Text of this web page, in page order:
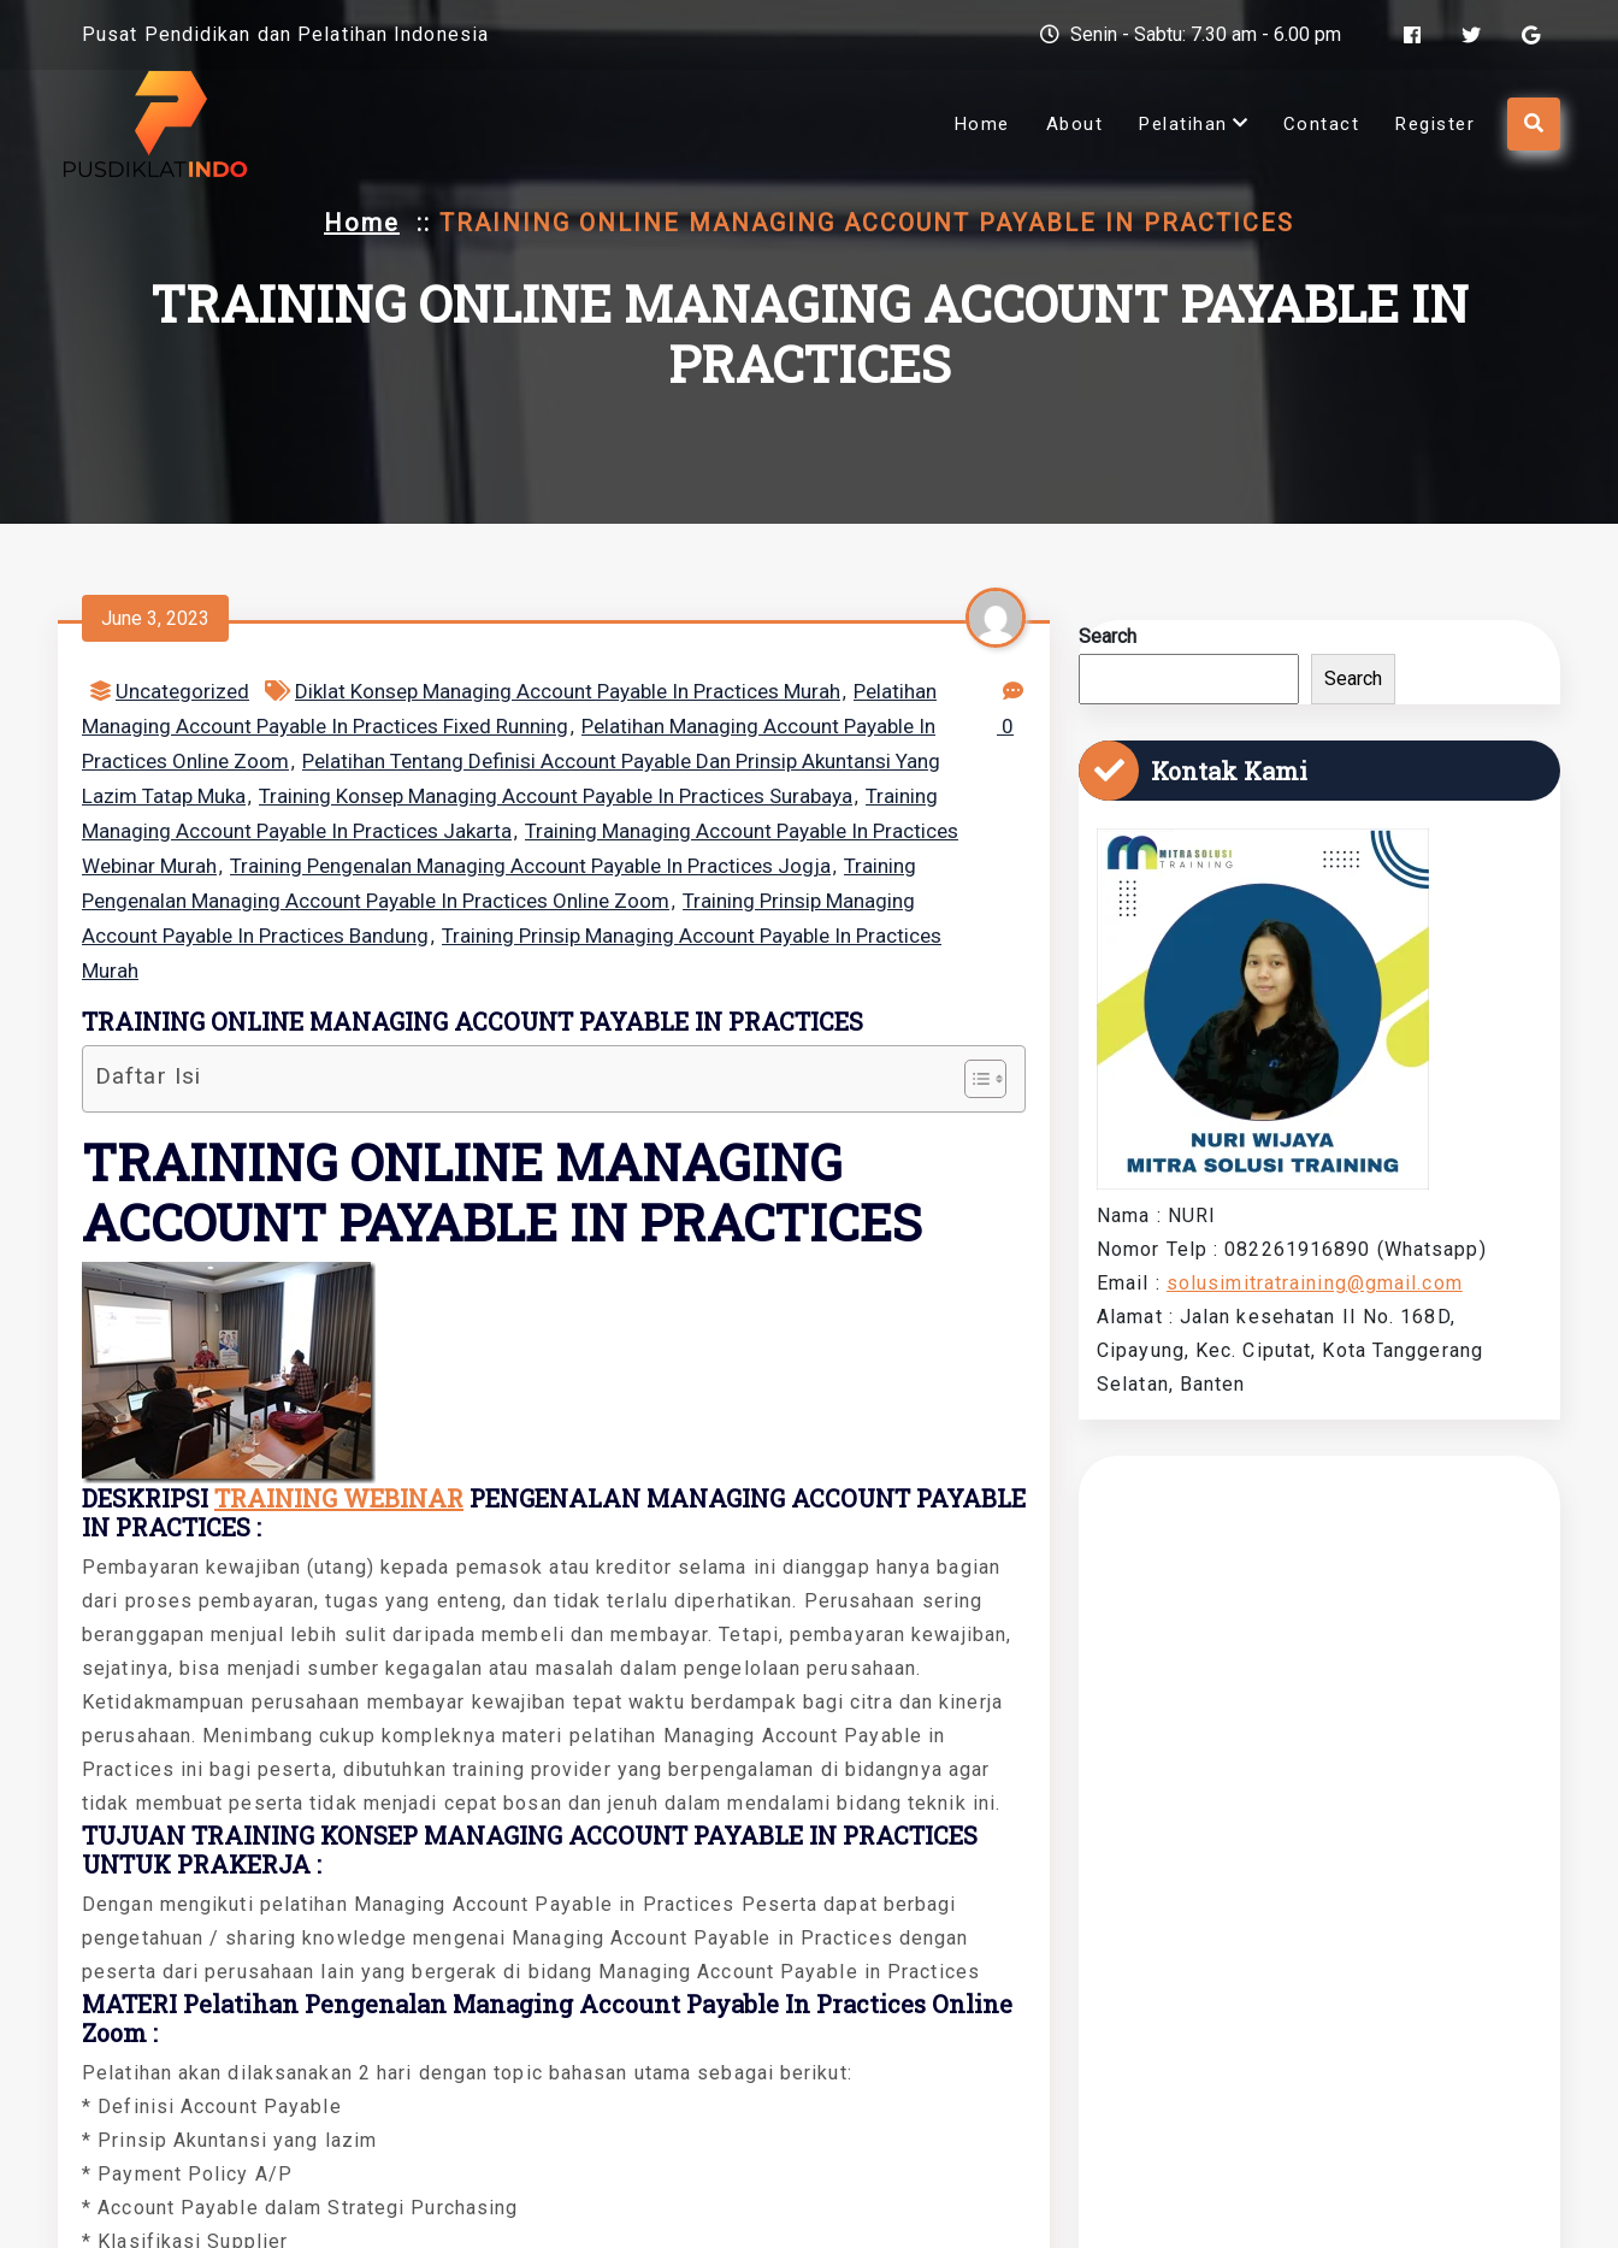
Pusat Pendidikan dan Pelatihan Indonesia Senin - Sabtu: 7.30 am - 6.00 pm
Home About Pelatihan Contact Register
Home :: TRAINING ONLINE MANAGING ACCOUNT PAYABLE IN PRACTICES
TRAINING ONLINE MANAGING ACCOUNT PAYABLE IN
PRACTICES
June 3, 2023
Uncategorized Diklat Konsep Managing Account Payable In Practices Murah, Pelatihan
Managing Account Payable In Practices Fixed Running, Pelatihan Managing Account Payable In
Practices Online Zoom, Pelatihan Tentang Definisi Account Payable Dan Prinsip Akuntansi Yang
Lazim Tatap Muka, Training Konsep Managing Account Payable In Practices Surabaya, Training
Managing Account Payable In Practices Jakarta, Training Managing Account Payable In Practices
Webinar Murah, Training Pengenalan Managing Account Payable In Practices Jogja, Training
Pengenalan Managing Account Payable In Practices Online Zoom, Training Prinsip Managing
Account Payable In Practices Bandung, Training Prinsip Managing Account Payable In Practices
Murah
0
TRAINING ONLINE MANAGING ACCOUNT PAYABLE IN PRACTICES
Daftar Isi
TRAINING ONLINE MANAGING
ACCOUNT PAYABLE IN PRACTICES
DESKRIPSITRAINING WEBINAR PENGENALAN MANAGING ACCOUNT PAYABLE
IN PRACTICES :
Pembayaran kewajiban (utang) kepada pemasok atau kreditor selama ini dianggap hanya bagian
dari proses pembayaran, tugas yang enteng, dan tidak terlalu diperhatikan. Perusahaan sering
beranggapan menjual lebih sulit daripada membeli dan membayar. Tetapi, pembayaran kewajiban,
sejatinya, bisa menjadi sumber kegagalan atau masalah dalam pengelolaan perusahaan.
Ketidakmampuan perusahaan membayar kewajiban tepat waktu berdampak bagi citra dan kinerja
perusahaan. Menimbang cukup kompleknya materi pelatihan Managing Account Payable in
Practices ini bagi peserta, dibutuhkan training provider yang berpengalaman di bidangnya agar
tidak membuat peserta tidak menjadi cepat bosan dan jenuh dalam mendalami bidang teknik ini.
TUJUAN TRAINING KONSEP MANAGING ACCOUNT PAYABLE IN PRACTICES
UNTUK PRAKERJA :
Dengan mengikuti pelatihan Managing Account Payable in Practices Peserta dapat berbagi
pengetahuan / sharing knowledge mengenai Managing Account Payable in Practices dengan
peserta dari perusahaan lain yang bergerak di bidang Managing Account Payable in Practices
MATERI Pelatihan Pengenalan Managing Account Payable In Practices Online
Zoom :
Pelatihan akan dilaksanakan 2 hari dengan topic bahasan utama sebagai berikut:
* Definisi Account Payable
* Prinsip Akuntansi yang lazim
* Payment Policy A/P
* Account Payable dalam Strategi Purchasing
* Klasifikasi Supplier
Search
Search
Kontak Kami
Nama : NURI
Nomor Telp : 082261916890 (Whatsapp)
Email : solusimitratraining@gmail.com
Alamat : Jalan kesehatan II No. 168D,
Cipayung, Kec. Ciputat, Kota Tanggerang
Selatan, Banten